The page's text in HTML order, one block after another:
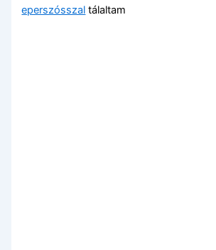
eperszósszal tálaltam